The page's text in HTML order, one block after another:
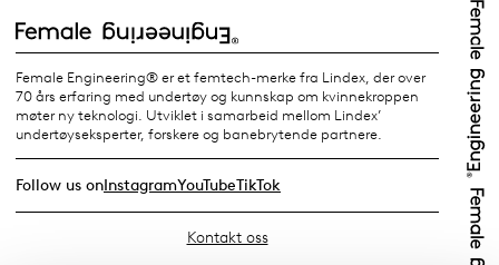
Female Engineering® er et femtech-merke fra Lindex, der over
70 års erfaring med undertøy og kunnskap om kvinnekroppen
møter ny teknologi. Utviklet i samarbeid mellom Lindex’
undertøyseksperter, forskere og banebrytende partnere.
Follow us onInstagramYouTubeTikTok
Kontakt oss